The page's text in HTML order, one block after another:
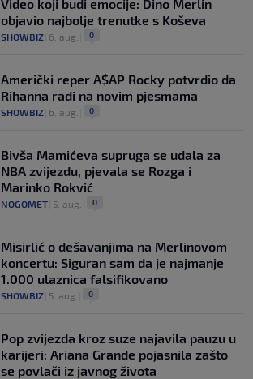
Video koji budi emocije: Dino Merlin
objavio najbolje trenutke s Koševa
SHOWBIZ 6. aug. 0
Američki reper A$AP Rocky potvrdio da
Rihanna radi na novim pjesmama
SHOWBIZ 6. aug. 0
Bivša Mamićeva supruga se udala za
NBA zvijezdu, pjevala se Rozga i
Marinko Rokvić
NOGOMET 5. aug. 0
Misirlić o dešavanjima na Merlinovom
koncertu: Siguran sam da je najmanje
1.000 ulaznica falsifikovano
SHOWBIZ 5. aug. 0
Pop zvijezda kroz suze najavila pauzu u
karijeri: Ariana Grande pojasnila zašto
se povlači iz javnog života